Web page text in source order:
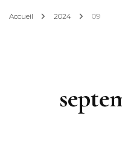
Accueil 2024 09